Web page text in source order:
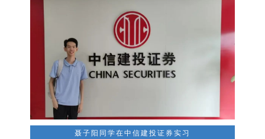
聂子阳同学在中信建投证券实习